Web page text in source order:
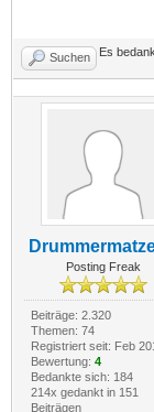
Suchen Es
Posting Freak
Beiträge: 2.320
Themen: 74
Registriert seit: Feb
Bewertung: 4
Bedankte sich: 184
214x gedankt in 151
Beiträgen